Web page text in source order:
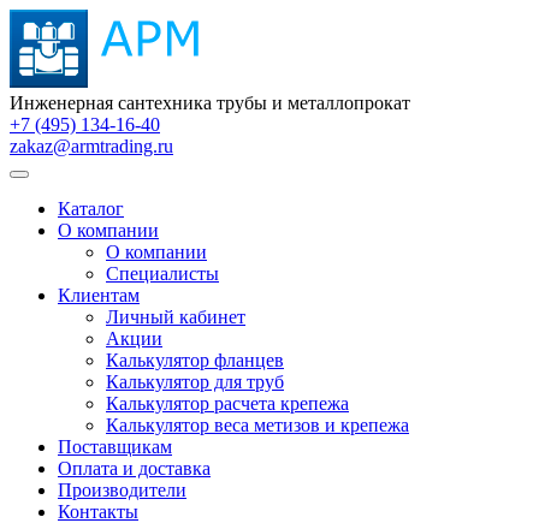
Инженерная сантехника трубы и металлопрокат
+7 (495) 134-16-40
zakaz@armtrading.ru
Каталог
О компании
О компании
Специалисты
Клиентам
Личный кабинет
Акции
Калькулятор фланцев
Калькулятор для труб
Калькулятор расчета крепежа
Калькулятор веса метизов и крепежа
Поставщикам
Оплата и доставка
Производители
Контакты